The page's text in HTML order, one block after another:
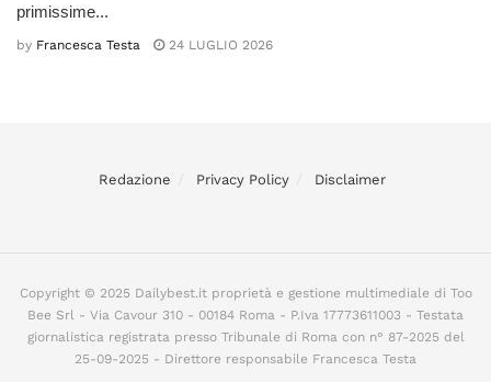
primissime...
by Francesca Testa 24 LUGLIO 2026
Redazione Privacy Policy Disclaimer
Copyright © 2025 Dailybest.it proprietà e gestione multimediale di Too
Bee Srl - Via Cavour 310 - 00184 Roma - P.Iva 17773611003 - Testata
giornalistica registrata presso Tribunale di Roma con n° 87-2025 del
25-09-2025 - Direttore responsabile Francesca Testa